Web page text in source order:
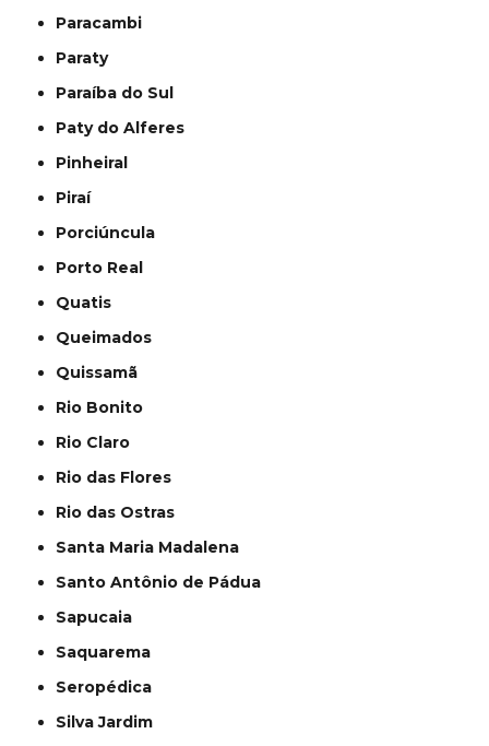
Paracambi
Paraty
Paraíba do Sul
Paty do Alferes
Pinheiral
Piraí
Porciúncula
Porto Real
Quatis
Queimados
Quissamã
Rio Bonito
Rio Claro
Rio das Flores
Rio das Ostras
Santa Maria Madalena
Santo Antônio de Pádua
Sapucaia
Saquarema
Seropédica
Silva Jardim